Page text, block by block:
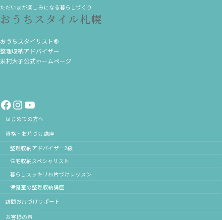
ただいまが楽しみになる暮らしづくり
おうちスタイル札幌
おうちスタイリスト®
整理収納アドバイザー
米村大子公式ホームページ
Facebook
Instagram
YouTube
はじめての方へ
資格・お片づけ講座
整理収納アドバイザー2級
住宅収納スペシャリスト
暮らしスッキリお片づけレッスン
保健室の整理収納講座
訪問お片づけサポート
お客様の声